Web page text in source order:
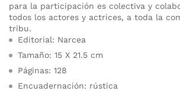
para la participación es colectiva y
todos los actores y actrices, a toda la
tribu.
Editorial: Narcea
Tamaño: 15 X 21.5 cm
Páginas: 128
Encuadernación: rústica